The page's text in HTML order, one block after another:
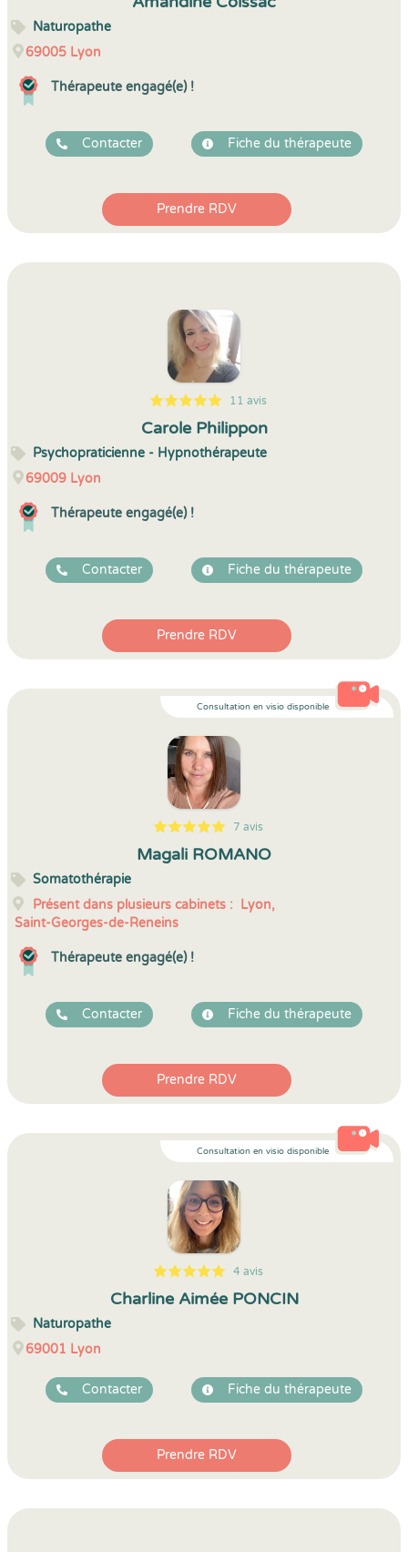
Naturopathe
69005 Lyon
Thérapeute engagé(e) !
Contacter Fiche du thérapeute
Prendre RDV
5
1
5
11 11 avis
Carole Philippon
Psychopraticienne - Hypnothérapeute
69009 Lyon
Thérapeute engagé(e) !
Contacter Fiche du thérapeute
Prendre RDV
Consultation en visio disponible
5
1
5
7 7 avis
Magali ROMANO
Somatothérapie
Présent dans plusieurs cabinets : Lyon,
Saint-Georges-de-Reneins
Thérapeute engagé(e) !
Contacter Fiche du thérapeute
Prendre RDV
Consultation en visio disponible
5
1
5
4 4 avis
Charline Aimée PONCIN
Naturopathe
69001 Lyon
Contacter Fiche du thérapeute
Prendre RDV